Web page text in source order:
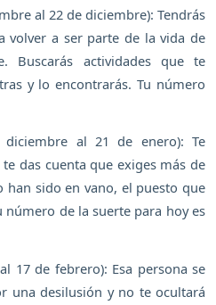
al 22 de diciembre): Tendrás
volver a ser parte de la vida de
Buscarás actividades que te
y lo encontrarás. Tu número
al 21 de enero): Te
das cuenta que exiges más de
han sido en vano, el puesto que
número de la suerte para hoy es
17 de febrero): Esa persona se
una desilusión y no te ocultará